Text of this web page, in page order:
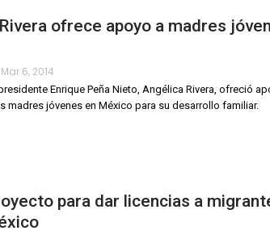
ofrece apoyo a madres
Mar 6, 2014
Enrique Peña Nieto, Angélica Rivera, ofreció
madres jóvenes en México para su desarrollo familiar.
para dar licencias a